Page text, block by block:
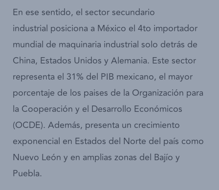
En ese sentido, el sector secundario
industrial posiciona a México el 4to importador
mundial de maquinaria industrial solo detrás de
China, Estados Unidos y Alemania. Este sector
representa el 31% del PIB mexicano, el mayor
porcentaje de los paises de la Organización para
la Cooperación y el Desarrollo Económicos
(OCDE). Además, presenta un crecimiento
exponencial en Estados del Norte del país como
Nuevo León y en amplias zonas del Bajío y
Puebla.